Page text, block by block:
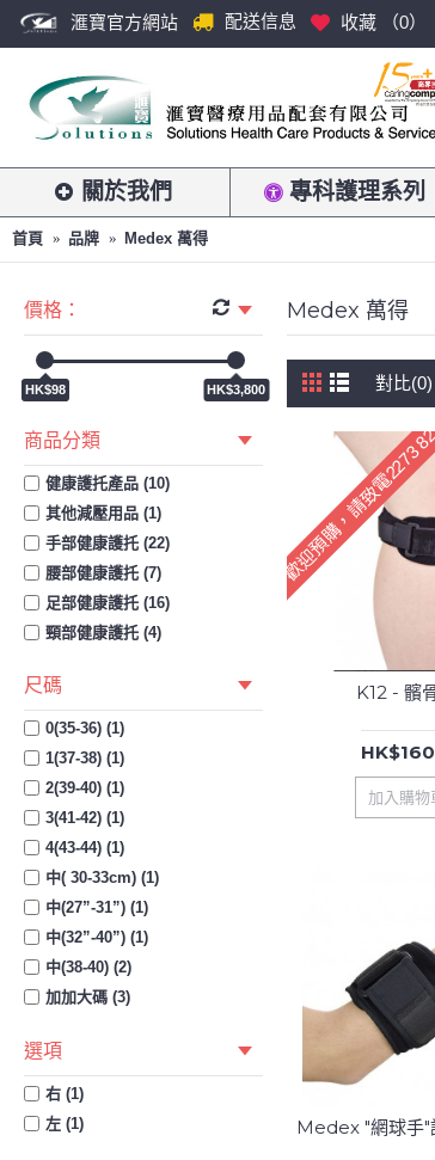
滙寶官方網站 配送信息 收藏 （0）
關於我們 專科護理系列
首頁 品牌 Medex 萬得
價格：
HK$98 HK$3,800
商品分類
健康護托產品 (10)
其他減壓用品 (1)
手部健康護托 (22)
腰部健康護托 (7)
足部健康護托 (16)
頸部健康護托 (4)
尺碼
0(35-36) (1)
1(37-38) (1)
2(39-40) (1)
3(41-42) (1)
4(43-44) (1)
中( 30-33cm) (1)
中(27”-31”) (1)
中(32”-40”) (1)
中(38-40) (2)
加加大碼 (3)
加大(44-46) (1)
加細碼 (5)
大 (34-37cm) (1)
選項
右 (1)
左 (1)
Medex 萬得
對比(0)
歡迎預購，請致電
K12 - 髕
加入購物
Medex "網球手"